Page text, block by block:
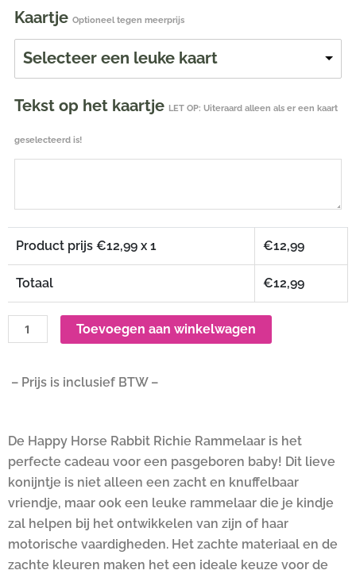
Kaartje Optioneel tegen meerprijs
Selecteer een leuke kaart
Tekst op het kaartje LET OP: Uiteraard alleen als er een kaart
geselecteerd is!
Product prijs €12,99 x 1 €12,99
Totaal €12,99
Toevoegen aan winkelwagen
– Prijs is inclusief BTW –
De Happy Horse Rabbit Richie Rammelaar is het
perfecte cadeau voor een pasgeboren baby! Dit lieve
konijntje is niet alleen een zacht en knuffelbaar
vriendje, maar ook een leuke rammelaar die je kindje
zal helpen bij het ontwikkelen van zijn of haar
motorische vaardigheden. Het zachte materiaal en de
zachte kleuren maken het een ideale keuze voor de